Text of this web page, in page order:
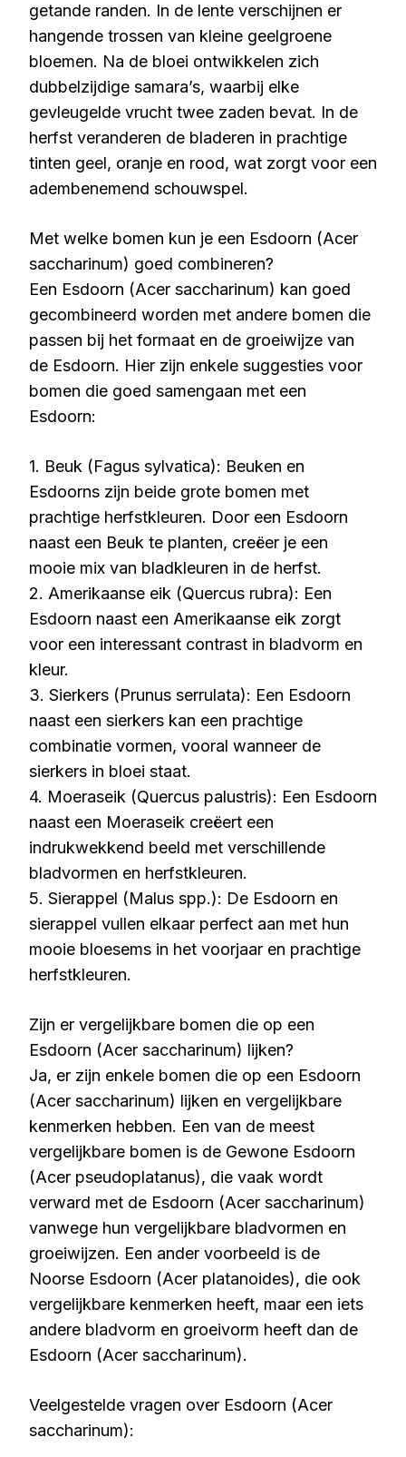
getande randen. In de lente verschijnen er
hangende trossen van kleine geelgroene
bloemen. Na de bloei ontwikkelen zich
dubbelzijdige samara’s, waarbij elke
gevleugelde vrucht twee zaden bevat. In de
herfst veranderen de bladeren in prachtige
tinten geel, oranje en rood, wat zorgt voor een
adembenemend schouwspel.
Met welke bomen kun je een Esdoorn (Acer
saccharinum) goed combineren?
Een Esdoorn (Acer saccharinum) kan goed
gecombineerd worden met andere bomen die
passen bij het formaat en de groeiwijze van
de Esdoorn. Hier zijn enkele suggesties voor
bomen die goed samengaan met een
Esdoorn:
1. Beuk (Fagus sylvatica): Beuken en
Esdoorns zijn beide grote bomen met
prachtige herfstkleuren. Door een Esdoorn
naast een Beuk te planten, creëer je een
mooie mix van bladkleuren in de herfst.
2. Amerikaanse eik (Quercus rubra): Een
Esdoorn naast een Amerikaanse eik zorgt
voor een interessant contrast in bladvorm en
kleur.
3. Sierkers (Prunus serrulata): Een Esdoorn
naast een sierkers kan een prachtige
combinatie vormen, vooral wanneer de
sierkers in bloei staat.
4. Moeraseik (Quercus palustris): Een Esdoorn
naast een Moeraseik creëert een
indrukwekkend beeld met verschillende
bladvormen en herfstkleuren.
5. Sierappel (Malus spp.): De Esdoorn en
sierappel vullen elkaar perfect aan met hun
mooie bloesems in het voorjaar en prachtige
herfstkleuren.
Zijn er vergelijkbare bomen die op een
Esdoorn (Acer saccharinum) lijken?
Ja, er zijn enkele bomen die op een Esdoorn
(Acer saccharinum) lijken en vergelijkbare
kenmerken hebben. Een van de meest
vergelijkbare bomen is de Gewone Esdoorn
(Acer pseudoplatanus), die vaak wordt
verward met de Esdoorn (Acer saccharinum)
vanwege hun vergelijkbare bladvormen en
groeiwijzen. Een ander voorbeeld is de
Noorse Esdoorn (Acer platanoides), die ook
vergelijkbare kenmerken heeft, maar een iets
andere bladvorm en groeivorm heeft dan de
Esdoorn (Acer saccharinum).
Veelgestelde vragen over Esdoorn (Acer
saccharinum):